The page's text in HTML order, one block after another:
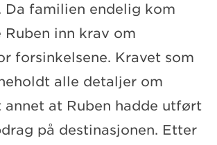
Da familien endelig kom
Ruben inn krav om
forsinkelsene. Kravet som
alle detaljer om
annet at Ruben hadde utført
på destinasjonen. Etter